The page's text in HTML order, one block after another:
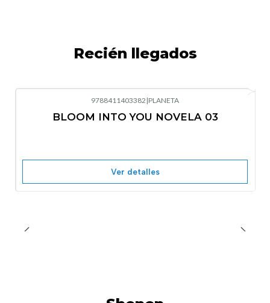
Recién llegados
Nuevo
9788411403382 |PLANETA
BLOOM INTO YOU NOVELA 03
Ver detalles